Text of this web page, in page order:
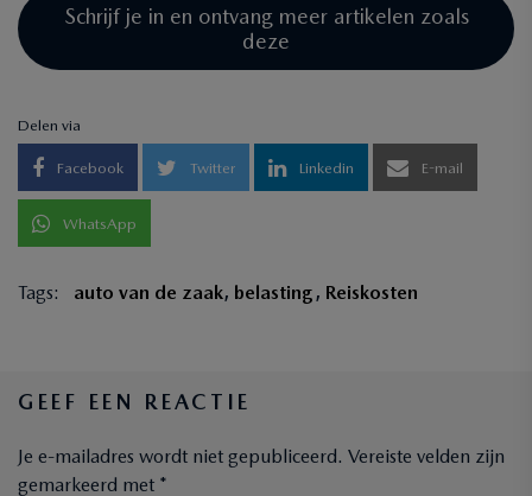
Schrijf je in en ontvang meer artikelen zoals
deze
Delen via
Facebook Twitter Linkedin E-mail
WhatsApp
Tags: auto van de zaak, belasting, Reiskosten
GEEF EEN REACTIE
Je e-mailadres wordt niet gepubliceerd. Vereiste velden zijn
gemarkeerd met *